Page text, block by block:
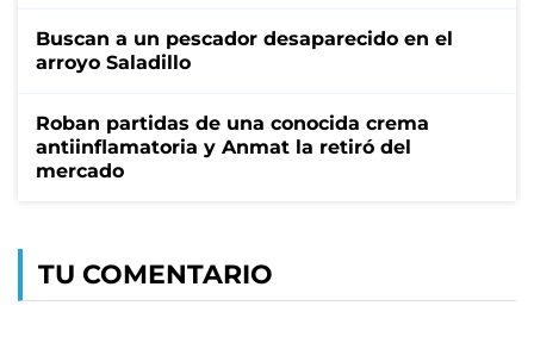
Buscan a un pescador desaparecido en el
arroyo Saladillo
Roban partidas de una conocida crema
antiinflamatoria y Anmat la retiró del
mercado
TU COMENTARIO